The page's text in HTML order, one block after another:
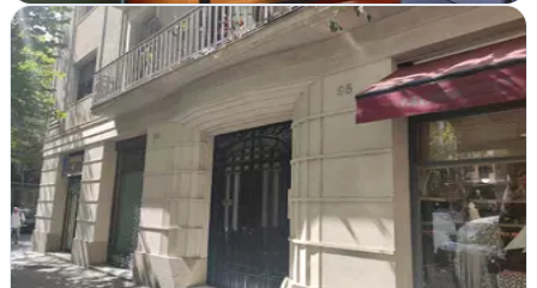
Peter Lead | Agencia SEO Barcelona
Verificada
Barcelona
Posiciona tu web en Google con estrategia SEO probada. Diseño,
marketing online y consultoría integral en Barcelona para crecer en
internet